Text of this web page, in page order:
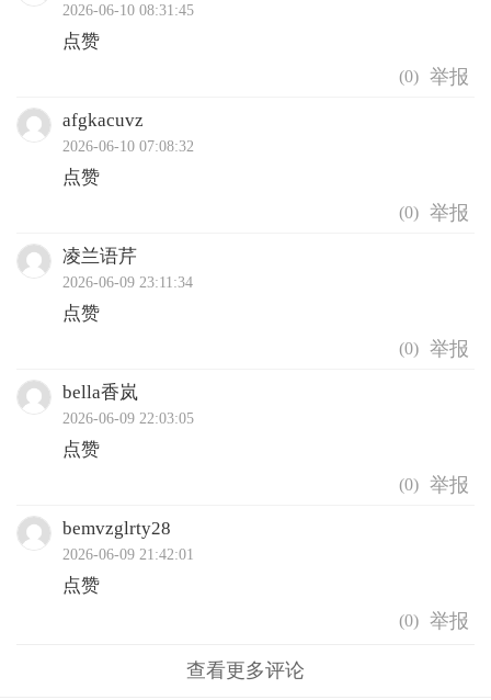
2026-06-10 08:31:45
点赞
(0)
afgkacuvz
2026-06-10 07:08:32
点赞
(0)
凌兰语芹
2026-06-09 23:11:34
点赞
(0)
bella香岚
2026-06-09 22:03:05
点赞
(0)
bemvzglrty28
2026-06-09 21:42:01
点赞
(0)
查看更多评论